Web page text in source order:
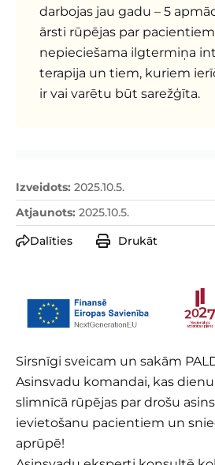
darbojas jau gadu – 5
ārsti rūpējas par
nepieciešama ilgtermiņa
terapija un tiem, kuriem
ir vai varētu būt sarežģīta.
Izveidots: 2025.10.5.
Atjaunots: 2025.10.5.
Dalīties
Drukāt
Sirsnīgi sveicam un sakām
Asinsvadu komandai, kas
slimnīcā rūpējas par drošu
ievietošanu pacientiem un
aprūpē!